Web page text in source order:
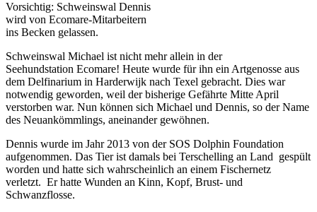
Vorsichtig: Schweinswal Dennis
wird von Ecomare-Mitarbeitern
ins Becken gelassen.
Schweinswal Michael ist nicht mehr allein in der
Seehundstation Ecomare! Heute wurde für ihn ein Artgenosse aus
dem Delfinarium in Harderwijk nach Texel gebracht. Dies war
notwendig geworden, weil der bisherige Gefährte Mitte April
verstorben war. Nun können sich Michael und Dennis, so der Name
des Neuankömmlings, aneinander gewöhnen.
Dennis wurde im Jahr 2013 von der SOS Dolphin Foundation
aufgenommen. Das Tier ist damals bei Terschelling an Land gespült
worden und hatte sich wahrscheinlich an einem Fischernetz
verletzt. Er hatte Wunden an Kinn, Kopf, Brust- und
Schwanzflosse.